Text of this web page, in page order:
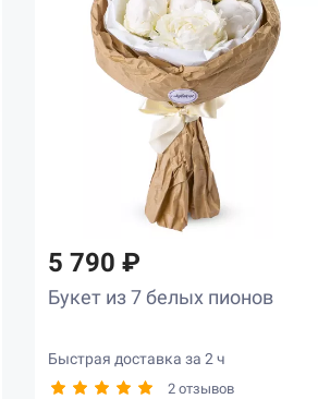
5 790 ₽
Букет из 7 белых пионов
Быстрая доставка за 2 ч
2 отзывов